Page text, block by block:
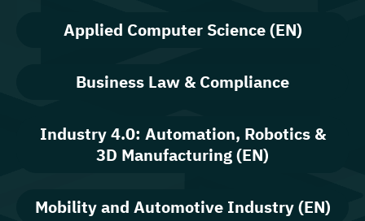
Applied Computer Science (EN)
Business Law & Compliance
Industry 4.0: Automation, Robotics &
3D Manufacturing (EN)
Mobility and Automotive Industry (EN)